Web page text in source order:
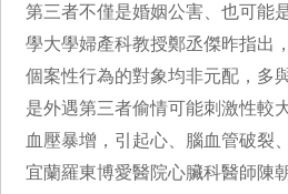
第三者不僅是婚姻公害、也可能
學大學婦產科教授鄭丞傑昨指出
個案性行為的對象均非元配，多
是外遇第三者偷情可能刺激性較
血壓暴增，引起心、腦血管破裂
宜蘭羅東博愛醫院心臟科醫師陳